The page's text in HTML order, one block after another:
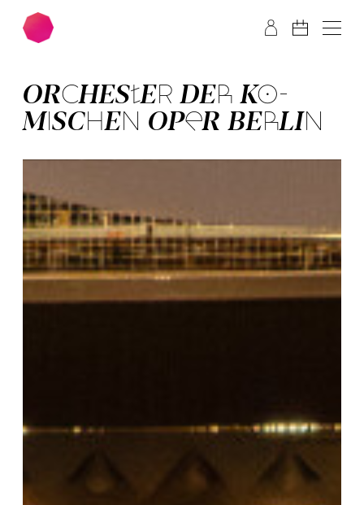
Zum Hauptinhalt springen Zum Footer springen
OR­CHES­TER­ DER­ KO­
MISCH­EN OPER BER­LIN